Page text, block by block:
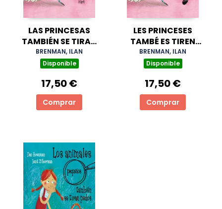
LAS PRINCESAS
TAMBIÉN SE TIRAN
PEDOS
BRENMAN, ILAN
Disponible
17,50 €
Comprar
LES PRINCESES
TAMBÉ ES TIREN
PETS
BRENMAN, ILAN
Disponible
17,50 €
Comprar